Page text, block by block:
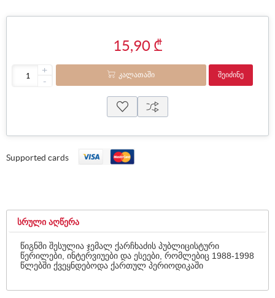
15,90 ₾
+
-
ᲙᲐᲚᲐᲗᲐᲨᲘ ᲨᲔᲘᲫᲘᲜᲔ
Supported cards
ᲡᲠᲣᲚᲘ ᲐᲦᲬᲔᲠᲐ
წიგნში შესულია ჯემალ ქარჩხაძის პუბლიცისტური
წერილები, ინტერვიუები და ესეები, რომლებიც 1988-1998
წლებში ქვეყნდებოდა ქართულ პერიოდიკაში